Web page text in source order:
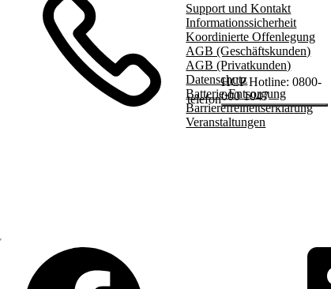
telefon
HCP Hotline: 0800-
000 1047
Support und Kontakt
Informationssicherheit
Koordinierte Offenlegung
AGB (Geschäftskunden)
AGB (Privatkunden)
Datenschutz
Batterie-Entsorgung
Barrierefreiheitserklärung
Veranstaltungen